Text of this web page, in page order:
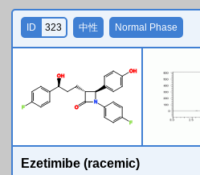
F
N
O
F
OH
OH
ID 323 中性 Normal Phase
Ezetimibe (racemic)